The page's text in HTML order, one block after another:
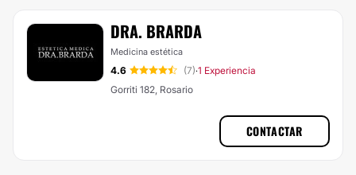
DRA. BRARDA
Medicina estética
4.6 (7)·1 Experiencia
Gorriti 182, Rosario
CONTACTAR